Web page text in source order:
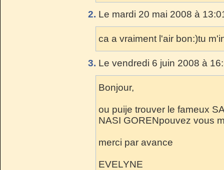
2. Le mardi 20 mai 2008 à
ca a vraiment l'air bon:)tu
3. Le vendredi 6 juin 2008 à
Bonjour,
ou puije trouver le fameux
NASI GORENpouvez vous
merci par avance
EVELYNE